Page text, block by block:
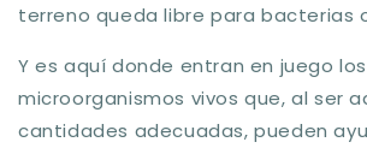
terreno queda libre para bacterias
Y es aquí donde entran en juego los
microorganismos vivos que, al ser
cantidades adecuadas, pueden